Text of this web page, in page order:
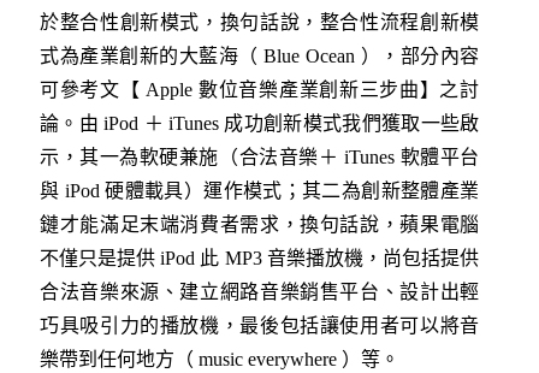
於整合性創新模式，換句話說，整合性流程創新模
式為產業創新的大藍海（ Blue Ocean ），部分內容
可參考文【 Apple 數位音樂產業創新三步曲】之討
論。由 iPod ＋ iTunes 成功創新模式我們獲取一些啟
示，其一為軟硬兼施（合法音樂＋ iTunes 軟體平台
與 iPod 硬體載具）運作模式；其二為創新整體產業
鏈才能滿足末端消費者需求，換句話說，蘋果電腦
不僅只是提供 iPod 此 MP3 音樂播放機，尚包括提供
合法音樂來源、建立網路音樂銷售平台、設計出輕
巧具吸引力的播放機，最後包括讓使用者可以將音
樂帶到任何地方（ music everywhere ）等。